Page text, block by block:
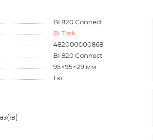
BI 820 Connect
Bi Trek
482000000868
BI 820 Connect
95×95×29 мм
1 кг